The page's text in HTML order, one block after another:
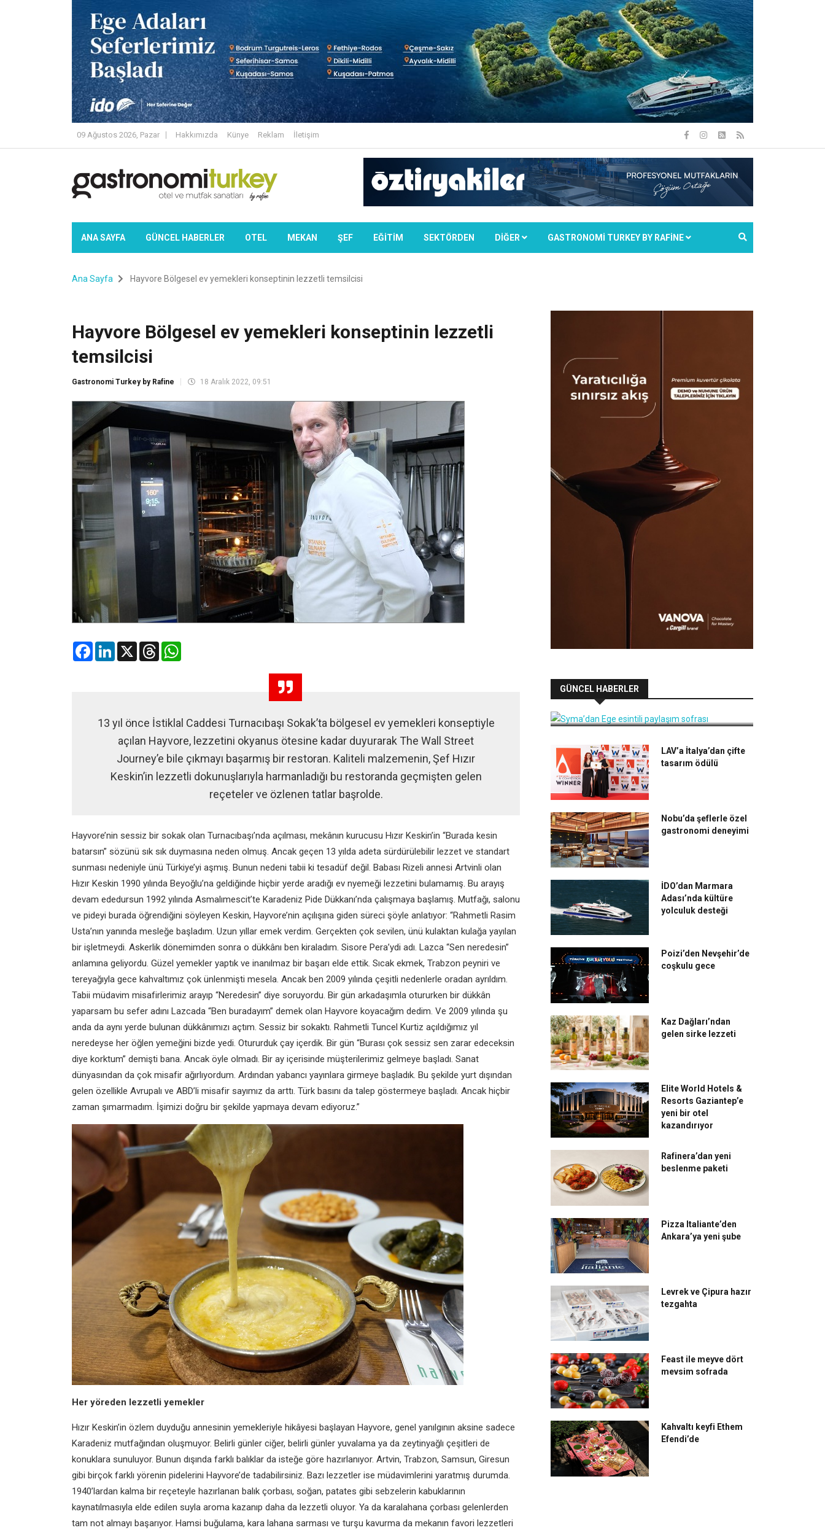
09 Ağustos 2026, Pazar Hakkımızda Künye Reklam İletişim
ANA SAYFA GÜNCEL HABERLER OTEL MEKAN ŞEF EĞİTİM SEKTÖRDEN DIĞER GASTRONOMİ TURKEY BY RAFİNE
Ana Sayfa Hayvore Bölgesel ev yemekleri konseptinin lezzetli temsilcisi
Hayvore Bölgesel ev yemekleri konseptinin lezzetli
temsilcisi
Gastronomi Turkey by Rafine 18 Aralık 2022, 09:51
FacebookLinkedIn
X Threads
13 yıl önce İstiklal Caddesi Turnacıbaşı Sokak’ta bölgesel ev yemekleri konseptiyle
açılan Hayvore, lezzetini okyanus ötesine kadar duyurarak The Wall Street
Journey’e bile çıkmayı başarmış bir restoran. Kaliteli malzemenin, Şef Hızır
Keskin’in lezzetli dokunuşlarıyla harmanladığı bu restoranda geçmişten gelen
reçeteler ve özlenen tatlar başrolde.
Hayvore’nin sessiz bir sokak olan Turnacıbaşı’nda açılması, mekânın kurucusu Hızır Keskin’in “Burada kesin
batarsın” sözünü sık sık duymasına neden olmuş. Ancak geçen 13 yılda adeta sürdürülebilir lezzet ve standart
sunması nedeniyle ünü Türkiye’yi aşmış. Bunun nedeni tabii ki tesadüf değil. Babası Rizeli annesi Artvinli olan
Hızır Keskin 1990 yılında Beyoğlu’na geldiğinde hiçbir yerde aradığı ev nyemeği lezzetini bulamamış. Bu arayış
devam ededursun 1992 yılında Asmalımescit’te Karadeniz Pide Dükkanı’nda çalışmaya başlamış. Mutfağı, salonu
ve pideyi burada öğrendiğini söyleyen Keskin, Hayvore’nin açılışına giden süreci şöyle anlatıyor: “Rahmetli Rasim
Usta’nın yanında mesleğe başladım. Uzun yıllar emek verdim. Gerçekten çok sevilen, ünü kulaktan kulağa yayılan
bir işletmeydi. Askerlik dönemimden sonra o dükkânı ben kiraladım. Sisore Pera’ydi adı. Lazca “Sen neredesin”
anlamına geliyordu. Güzel yemekler yaptık ve inanılmaz bir başarı elde ettik. Sıcak ekmek, Trabzon peyniri ve
tereyağıyla gece kahvaltımız çok ünlenmişti mesela. Ancak ben 2009 yılında çeşitli nedenlerle oradan ayrıldım.
Tabii müdavim misafirlerimiz arayıp “Neredesin” diye soruyordu. Bir gün arkadaşımla otururken bir dükkân
yaparsam bu sefer adını Lazcada “Ben buradayım” demek olan Hayvore koyacağım dedim. Ve 2009 yılında şu
anda da aynı yerde bulunan dükkânımızı açtım. Sessiz bir sokaktı. Rahmetli Tuncel Kurtiz açıldığımız yıl
neredeyse her öğlen yemeğini bizde yedi. Otururduk çay içerdik. Bir gün “Burası çok sessiz sen zarar edeceksin
diye korktum” demişti bana. Ancak öyle olmadı. Bir ay içerisinde müşterilerimiz gelmeye başladı. Sanat
dünyasından da çok misafir ağırlıyordum. Ardından yabancı yayınlara girmeye başladık. Bu şekilde yurt dışından
gelen özellikle Avrupalı ve ABD’li misafir sayımız da arttı. Türk basını da talep göstermeye başladı. Ancak hiçbir
zaman şımarmadım. İşimizi doğru bir şekilde yapmaya devam ediyoruz.”
Her yöreden lezzetli yemekler
Hızır Keskin’in özlem duyduğu annesinin yemekleriyle hikâyesi başlayan Hayvore, genel yanılgının aksine sadece
Karadeniz mutfağından oluşmuyor. Belirli günler ciğer, belirli günler yuvalama ya da zeytinyağlı çeşitleri de
konuklara sunuluyor. Bunun dışında farklı balıklar da isteğe göre hazırlanıyor. Artvin, Trabzon, Samsun, Giresun
gibi birçok farklı yörenin pidelerini Hayvore’de tadabilirsiniz. Bazı lezzetler ise müdavimlerini yaratmış durumda.
1940’lardan kalma bir reçeteyle hazırlanan balık çorbası, soğan, patates gibi sebzelerin kabuklarının
kaynatılmasıyla elde edilen suyla aroma kazanıp daha da lezzetli oluyor. Ya da karalahana çorbası gelenlerden
tam not almayı başarıyor. Hamsi buğulama, kara lahana sarması ve turşu kavurma da mekanın favori lezzetleri
GÜNCEL HABERLER
Syma’dan Ege esintili paylaşım
sofrası
LAV’a İtalya’dan çifte
tasarım ödülü
Nobu’da şeflerle özel
gastronomi deneyimi
İDO’dan Marmara
Adası’nda kültüre
yolculuk desteği
Poizi’den Nevşehir’de
coşkulu gece
Kaz Dağları’ndan
gelen sirke lezzeti
Elite World Hotels &
Resorts Gaziantep’e
yeni bir otel
kazandırıyor
Rafinera’dan yeni
beslenme paketi
Pizza Italiante’den
Ankara’ya yeni şube
Levrek ve Çipura hazır
tezgahta
Feast ile meyve dört
mevsim sofrada
Kahvaltı keyfi Ethem
Efendi’de